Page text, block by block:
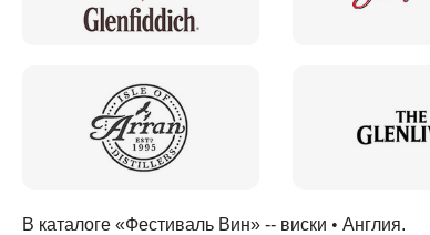
В каталоге «Фестиваль Вин» -- виски • Англия.